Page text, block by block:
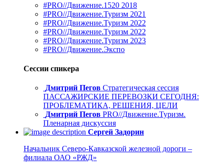
#PRO//Движение.1520 2018
#PRO//Движение.Туризм 2021
#PRO//Движение.Туризм 2022
#PRO//Движение.Туризм 2022
#PRO//Движение.Туризм 2023
#PRO//Движение.Экспо
Сессии спикера
Дмитрий Пегов Стратегическая сессия
ПАССАЖИРСКИЕ ПЕРЕВОЗКИ СЕГОДНЯ:
ПРОБЛЕМАТИКА, РЕШЕНИЯ, ЦЕЛИ
Дмитрий Пегов PRO//Движение.Туризм.
Пленарная дискуссия
Сергей Задорин
Начальник Северо-Кавказской железной дороги –
филиала ОАО «РЖД»